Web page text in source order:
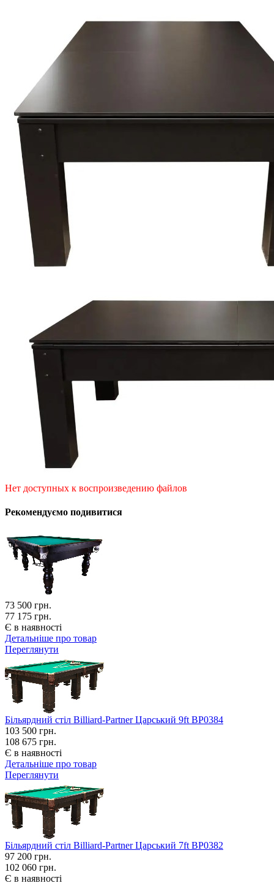
Нет доступных к воспроизведению файлов
Рекомендуємо подивитися
73 500 грн.
77 175 грн.
Є в наявності
Детальніше про товар
Переглянути
Більярдний стіл Billiard-Partner Царський 9ft BP0384
103 500 грн.
108 675 грн.
Є в наявності
Детальніше про товар
Переглянути
Більярдний стіл Billiard-Partner Царський 7ft BP0382
97 200 грн.
102 060 грн.
Є в наявності